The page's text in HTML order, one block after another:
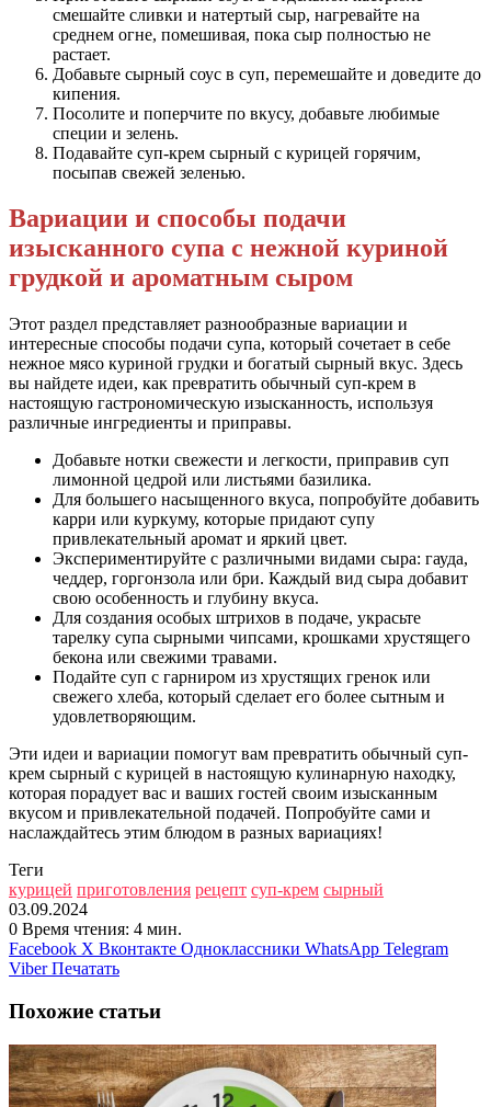
смешайте сливки и натертый сыр, нагревайте на
среднем огне, помешивая, пока сыр полностью не
растает.
Добавьте сырный соус в суп, перемешайте и доведите до
кипения.
Посолите и поперчите по вкусу, добавьте любимые
специи и зелень.
Подавайте суп-крем сырный с курицей горячим,
посыпав свежей зеленью.
Вариации и способы подачи
изысканного супа с нежной куриной
грудкой и ароматным сыром
Этот раздел представляет разнообразные вариации и
интересные способы подачи супа, который сочетает в себе
нежное мясо куриной грудки и богатый сырный вкус. Здесь
вы найдете идеи, как превратить обычный суп-крем в
настоящую гастрономическую изысканность, используя
различные ингредиенты и приправы.
Добавьте нотки свежести и легкости, приправив суп
лимонной цедрой или листьями базилика.
Для большего насыщенного вкуса, попробуйте добавить
карри или куркуму, которые придают супу
привлекательный аромат и яркий цвет.
Экспериментируйте с различными видами сыра: гауда,
чеддер, горгонзола или бри. Каждый вид сыра добавит
свою особенность и глубину вкуса.
Для создания особых штрихов в подаче, украсьте
тарелку супа сырными чипсами, крошками хрустящего
бекона или свежими травами.
Подайте суп с гарниром из хрустящих гренок или
свежего хлеба, который сделает его более сытным и
удовлетворяющим.
Эти идеи и вариации помогут вам превратить обычный суп-
крем сырный с курицей в настоящую кулинарную находку,
которая порадует вас и ваших гостей своим изысканным
вкусом и привлекательной подачей. Попробуйте сами и
наслаждайтесь этим блюдом в разных вариациях!
Теги
курицей приготовления рецепт суп-крем сырный
03.09.2024
0 Время чтения: 4 мин.
Facebook X Вконтакте Одноклассники WhatsApp Telegram
Viber Печатать
Похожие статьи